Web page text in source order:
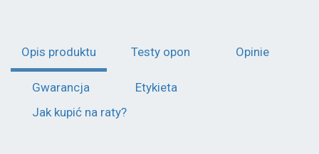
Opis produktu Testy opon Opinie
Gwarancja
Etykieta
Jak kupić na raty?